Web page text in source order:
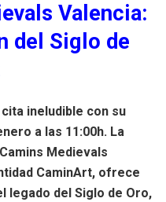
Valencia:
del Siglo de
ineludible con su
a las 11:00h. La
Medievals
CaminArt, ofrece
legado del Siglo de Oro,